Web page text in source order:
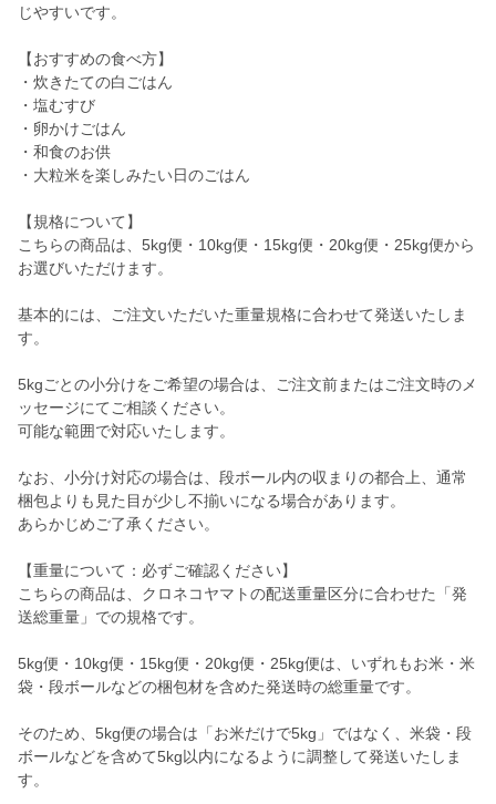
じやすいです。
【おすすめの食べ方】
・炊きたての白ごはん
・塩むすび
・卵かけごはん
・和食のお供
・大粒米を楽しみたい日のごはん
【規格について】
こちらの商品は、5kg便・10kg便・15kg便・20kg便・25kg便から
お選びいただけます。
基本的には、ご注文いただいた重量規格に合わせて発送いたしま
す。
5kgごとの小分けをご希望の場合は、ご注文前またはご注文時のメ
ッセージにてご相談ください。
可能な範囲で対応いたします。
なお、小分け対応の場合は、段ボール内の収まりの都合上、通常
梱包よりも見た目が少し不揃いになる場合があります。
あらかじめご了承ください。
【重量について：必ずご確認ください】
こちらの商品は、クロネコヤマトの配送重量区分に合わせた「発
送総重量」での規格です。
5kg便・10kg便・15kg便・20kg便・25kg便は、いずれもお米・米
袋・段ボールなどの梱包材を含めた発送時の総重量です。
そのため、5kg便の場合は「お米だけで5kg」ではなく、米袋・段
ボールなどを含めて5kg以内になるように調整して発送いたしま
す。